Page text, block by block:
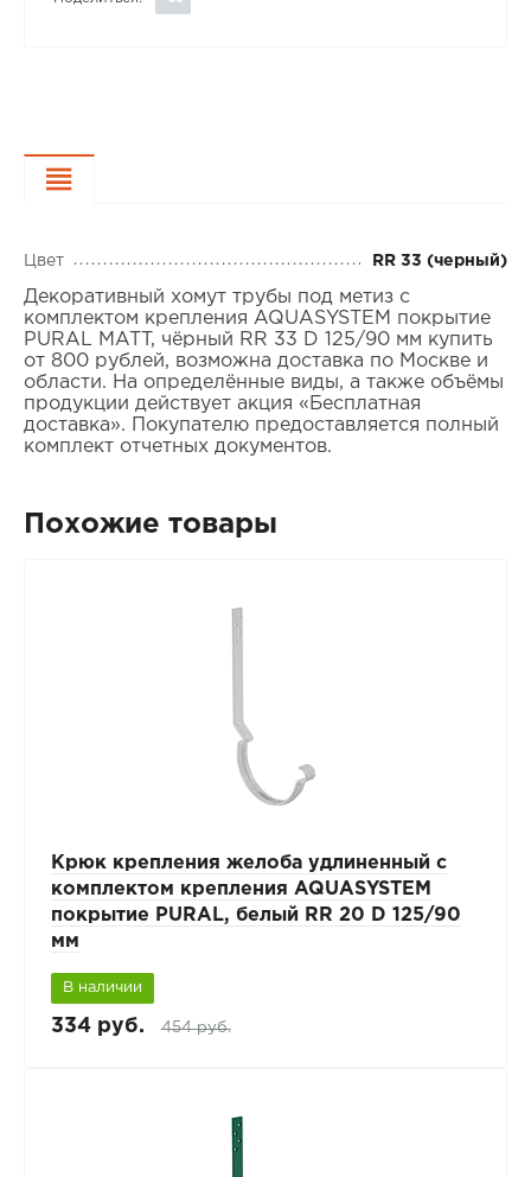
Цвет RR 33 (черный)
Декоративный хомут трубы под метиз с
комплектом крепления AQUASYSTEM покрытие
PURAL MATT, чёрный RR 33 D 125/90 мм купить
от 800 рублей, возможна доставка по Москве и
области. На определённые виды, а также объёмы
продукции действует акция «Бесплатная
доставка». Покупателю предоставляется полный
комплект отчетных документов.
Похожие товары
Крюк крепления желоба удлиненный с
комплектом крепления AQUASYSTEM
покрытие PURAL, белый RR 20 D 125/90
мм
В наличии
334 руб. 454 руб.